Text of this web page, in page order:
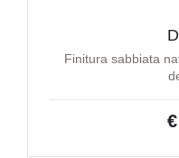
Finitura sabbiata